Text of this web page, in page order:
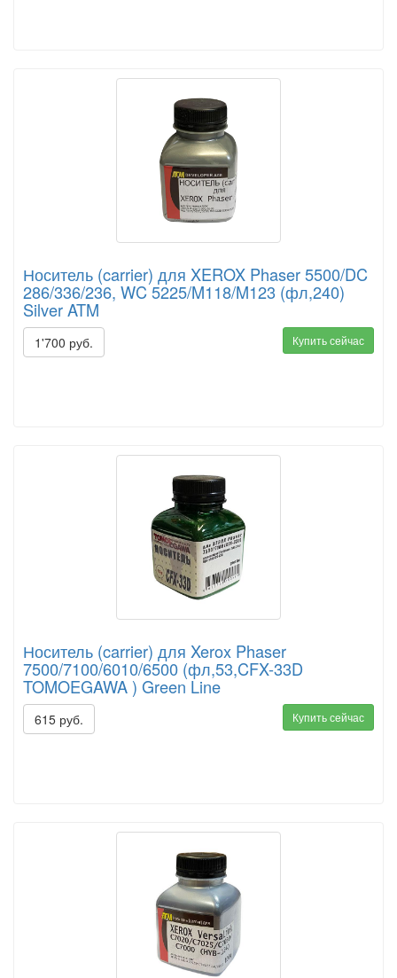
Носитель (carrier) для XEROX Phaser 5500/DC
286/336/236, WC 5225/M118/M123 (фл,240)
Silver ATM
1'700 руб. Купить сейчас
Носитель (carrier) для Xerox Phaser
7500/7100/6010/6500 (фл,53,CFX-33D
TOMOEGAWA ) Green Line
615 руб. Купить сейчас